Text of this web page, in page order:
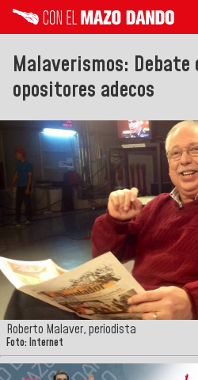
Malaverismos: Debate
opositores adecos
Roberto Malaver, periodista
Foto: Internet